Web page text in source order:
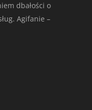
dbałości o
Agifanie –